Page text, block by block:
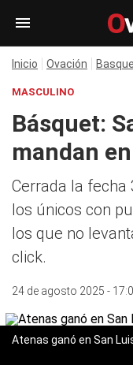
Inicio Ovación
MASCULINO
Básquet:
mandan
Cerrada la fecha
los únicos con
los que no
click.
24 de agosto 2025 -
Atenas ganó en San